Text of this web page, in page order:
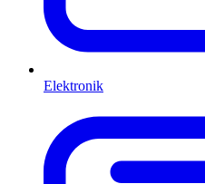
Elektronik